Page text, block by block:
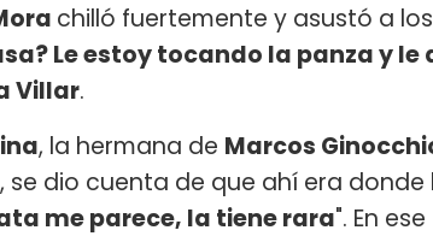
chilló fuertemente y asustó a los
Le estoy tocando la panza y le
Villar.
, la hermana de Marcos
dio cuenta de que ahí era donde
me parece, la tiene rara". En ese